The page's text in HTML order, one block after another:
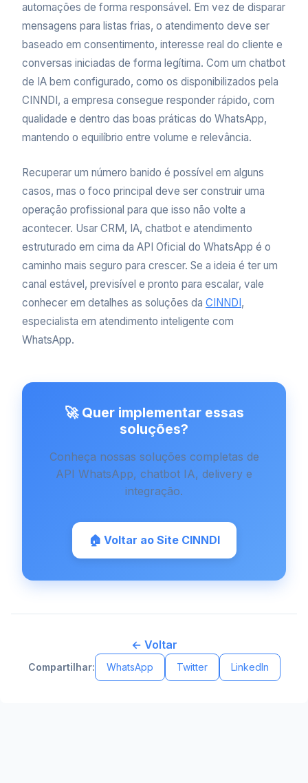
automações de forma responsável. Em vez de disparar
mensagens para listas frias, o atendimento deve ser
baseado em consentimento, interesse real do cliente e
conversas iniciadas de forma legítima. Com um chatbot
de IA bem configurado, como os disponibilizados pela
CINNDI, a empresa consegue responder rápido, com
qualidade e dentro das boas práticas do WhatsApp,
mantendo o equilíbrio entre volume e relevância.
Recuperar um número banido é possível em alguns
casos, mas o foco principal deve ser construir uma
operação profissional para que isso não volte a
acontecer. Usar CRM, IA, chatbot e atendimento
estruturado em cima da API Oficial do WhatsApp é o
caminho mais seguro para crescer. Se a ideia é ter um
canal estável, previsível e pronto para escalar, vale
conhecer em detalhes as soluções da CINNDI,
especialista em atendimento inteligente com
WhatsApp.
🚀 Quer implementar essas
soluções?
Conheça nossas soluções completas de
API WhatsApp, chatbot IA, delivery e
integração.
🏠 Voltar ao Site CINNDI
← Voltar
Compartilhar: WhatsApp Twitter LinkedIn